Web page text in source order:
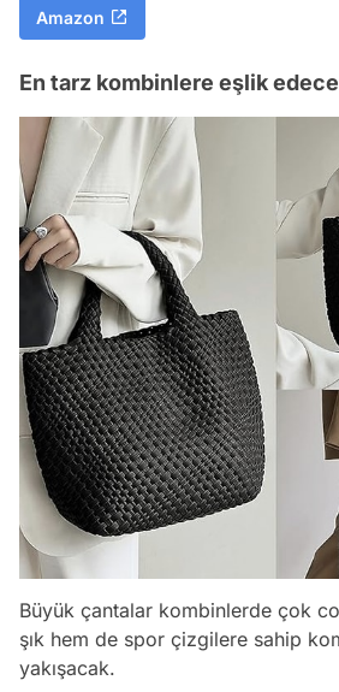
Amazon
En tarz kombinlere eşlik
Büyük çantalar kombinlerde çok
şık hem de spor çizgilere sahip
yakışacak.